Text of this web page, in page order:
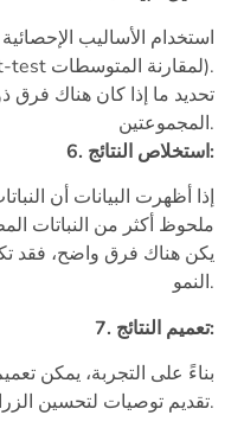
استخدام الأساليب
المجموعتين (مثل اختبار t-test لمقارنة المتوسطات).
تحديد ما إذا كان هناك فرق
المجموعتين.
6. استخلاص النتائج:
إذا أظهرت البيانات أن
ملحوظ أكثر من النباتات
يكن هناك فرق واضح، فقد
النمو.
7. تعميم النتائج:
بناءً على التجربة، يمكن
تقديم توصيات لتحسين الزراعة في البيئات المشمسة.